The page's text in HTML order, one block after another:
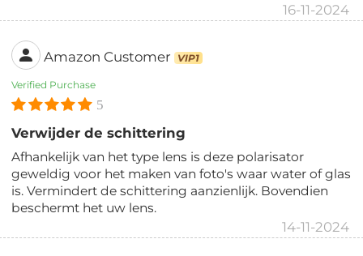
16-11-2024
Amazon Customer VIP1
Verified Purchase
5
Verwijder de schittering
Afhankelijk van het type lens is deze polarisator
geweldig voor het maken van foto's waar water of glas
is. Vermindert de schittering aanzienlijk. Bovendien
beschermt het uw lens.
14-11-2024